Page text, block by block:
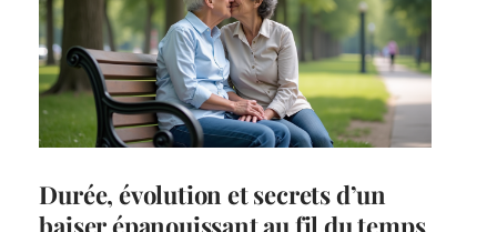
Durée, évolution et secrets d’un